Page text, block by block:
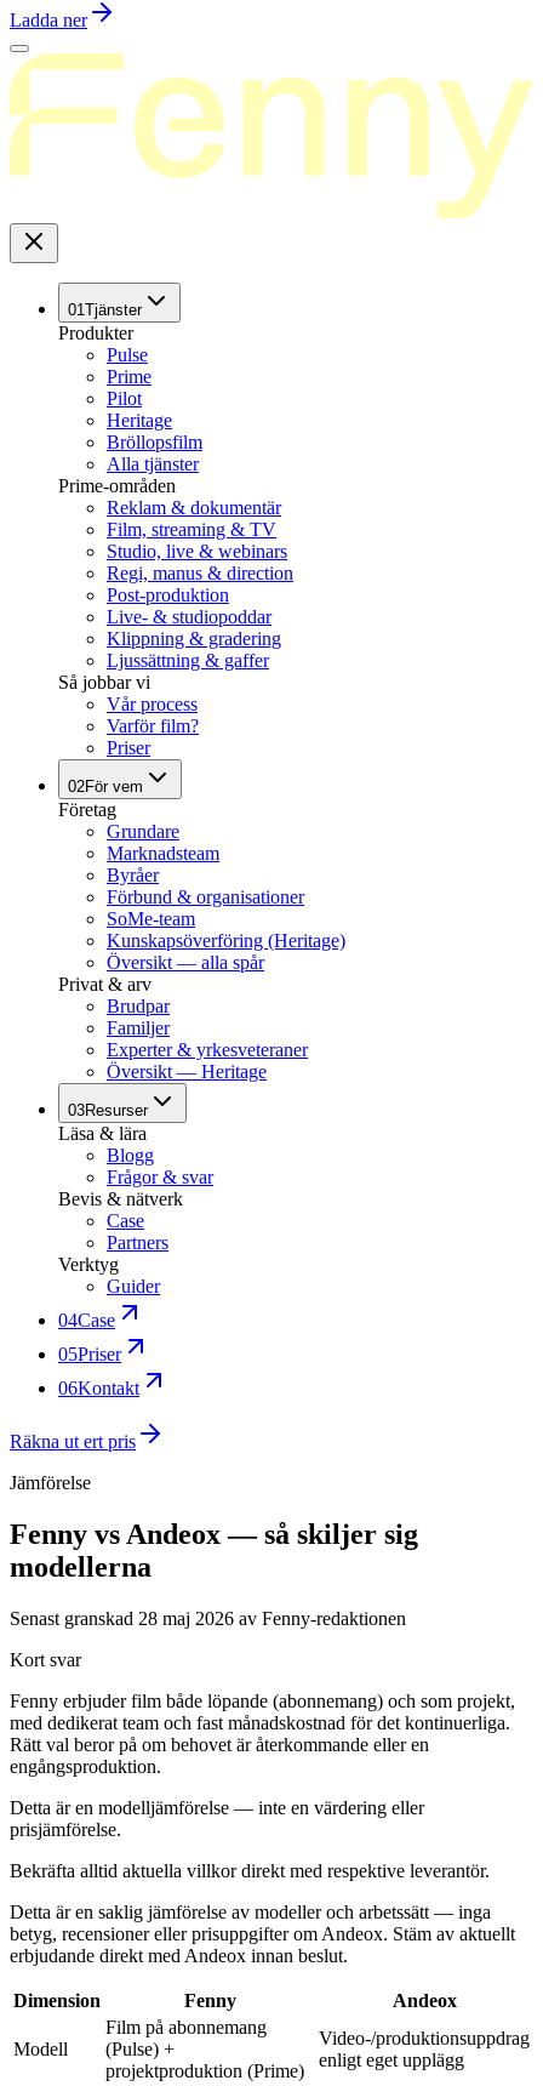
Ladda ner
01Tjänster
Produkter
Pulse
Prime
Pilot
Heritage
Bröllopsfilm
Alla tjänster
Prime-områden
Reklam & dokumentär
Film, streaming & TV
Studio, live & webinars
Regi, manus & direction
Post-produktion
Live- & studiopoddar
Klippning & gradering
Ljussättning & gaffer
Så jobbar vi
Vår process
Varför film?
Priser
02För vem
Företag
Grundare
Marknadsteam
Byråer
Förbund & organisationer
SoMe-team
Kunskapsöverföring (Heritage)
Översikt — alla spår
Privat & arv
Brudpar
Familjer
Experter & yrkesveteraner
Översikt — Heritage
03Resurser
Läsa & lära
Blogg
Frågor & svar
Bevis & nätverk
Case
Partners
Verktyg
Guider
04Case
05Priser
06Kontakt
Räkna ut ert pris
Jämförelse
Fenny vs Andeox — så skiljer sig
modellerna
Senast granskad 28 maj 2026 av Fenny-redaktionen
Kort svar
Fenny erbjuder film både löpande (abonnemang) och som projekt,
med dedikerat team och fast månadskostnad för det kontinuerliga.
Rätt val beror på om behovet är återkommande eller en
engångsproduktion.
Detta är en modelljämförelse — inte en värdering eller
prisjämförelse.
Bekräfta alltid aktuella villkor direkt med respektive leverantör.
Detta är en saklig jämförelse av modeller och arbetssätt — inga
betyg, recensioner eller prisuppgifter om Andeox. Stäm av aktuellt
erbjudande direkt med Andeox innan beslut.
Dimension Fenny Andeox
Modell
Film på abonnemang
(Pulse) +
projektproduktion (Prime)
Video-/produktionsuppdrag
enligt eget upplägg